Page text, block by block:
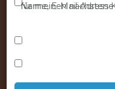
Name, E-Mail-Adresse und Website in diesem